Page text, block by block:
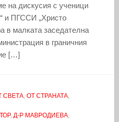
на дискусия с ученици
и ПГССИ „Христо
в малката заседателна
в граничния
[…]
СВЕТА, ОТ СТРАНАТА,
, Д-Р МАВРОДИЕВА,